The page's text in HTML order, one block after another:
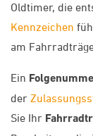
Oldtimer, die
Kennzeichen
am
Ein
der
Sie Ihr